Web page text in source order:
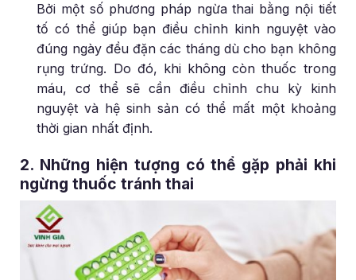
Bởi một số phương pháp ngừa thai bằng nội tiết
tố có thể giúp bạn điều chỉnh kinh nguyệt vào
đúng ngày đều đặn các tháng dù cho bạn không
rụng trứng. Do đó, khi không còn thuốc trong
máu, cơ thể sẽ cần điều chỉnh chu kỳ kinh
nguyệt và hệ sinh sản có thể mất một khoảng
thời gian nhất định.
2. Những hiện tượng có thể gặp phải khi
ngừng thuốc tránh thai